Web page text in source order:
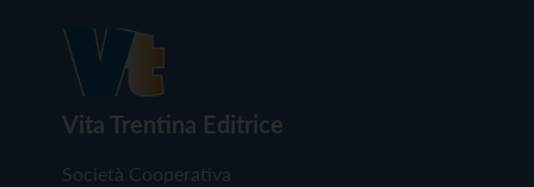
Vita Trentina Editrice
Società Cooperativa